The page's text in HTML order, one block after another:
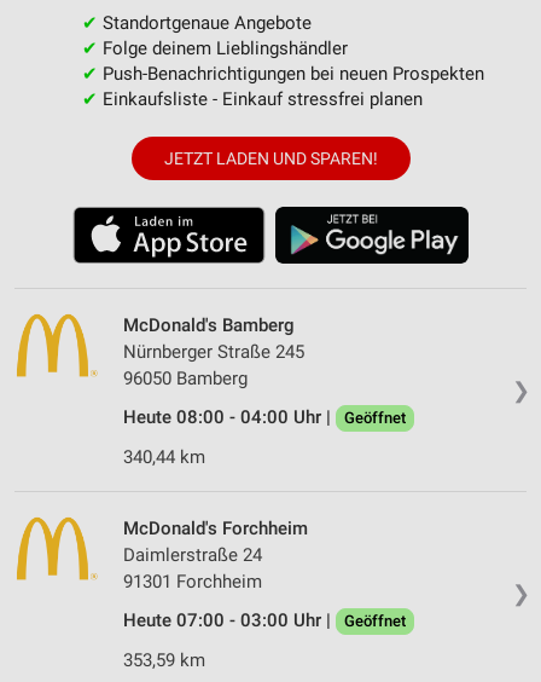
✔ Standortgenaue Angebote
✔ Folge deinem Lieblingshändler
✔ Push-Benachrichtigungen bei neuen Prospekten
✔ Einkaufsliste - Einkauf stressfrei planen
JETZT LADEN UND SPAREN!
❯
McDonald's Bamberg
Nürnberger Straße 245
96050 Bamberg
Heute 08:00 - 04:00 Uhr |
Geöffnet
340,44 km
❯
McDonald's Forchheim
Daimlerstraße 24
91301 Forchheim
Heute 07:00 - 03:00 Uhr |
Geöffnet
353,59 km